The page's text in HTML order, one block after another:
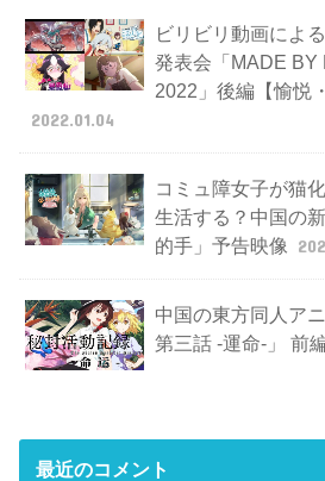
ビリビリ動画によ
発表会「MADE BY
2022」後編【愉悦
2022.01.04
コミュ障女子が猫
生活する？中国の
的手」予告映像
中国の東方同人ア
第三話 -運命-」 前
最近のコメント